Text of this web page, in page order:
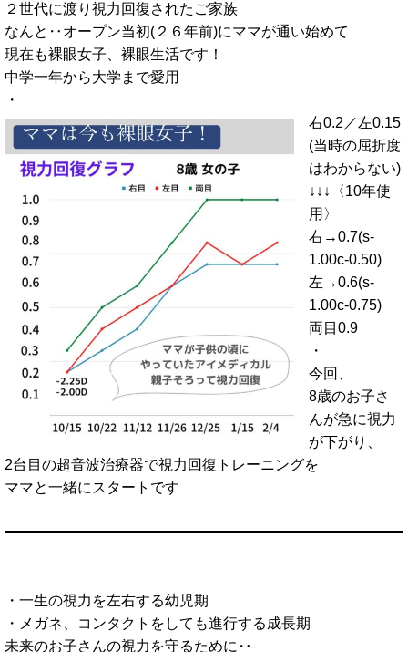
２世代に渡り視力回復されたご家族
なんと‥オープン当初(２６年前)にママが通い始めて
現在も裸眼女子、裸眼生活です！
中学一年から大学まで愛用
・
右0.2／左0.15
(当時の屈折度
はわからない)
↓↓↓〈10年使
用〉
右→0.7(s-
1.00c-0.50)
左→0.6(s-
1.00c-0.75)
両目0.9
・
今回、
8歳のお子さ
んが急に視力
が下がり、
2台目の超音波治療器で視力回復トレーニングを
ママと一緒にスタートです
・一生の視力を左右する幼児期
・メガネ、コンタクトをしても進行する成長期
未来のお子さんの視力を守るために‥